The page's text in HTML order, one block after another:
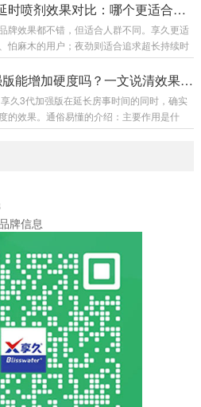
的实操用法和核心注意事项。一、标准使用
规单次喷涂 2 下，初次体质敏感者先用 1 下
对准龟头冠状沟部位均匀喷洒，避开尿道
：吸收完成后用清水...
享久vs夜劲延时喷剂效果对比：哪个更适合你？
牌效果都不错，但适合人群不同。享久更适
怕麻木的用户；夜劲则适合追求超长持续时
感的用户。一、核心效果对比对比维度享久
、达米阿那、人参、绿茶、淫羊藿等天然植
龟头敏感度，同时添加增加快感的成分，实
通过降低敏感度并增加快感成分来延长房事
享久3代加强版能增加硬度吗？一文说清效果与原理
久3代加强版在延长房事时间的同时，确实
的效果。通俗易懂的介绍：主要作用是什
外用延时喷剂，核心功能是降低敏感度、延
等天然植物成分。这些成分在传统认知中
，从而在延时的基础上，让勃起状态更坚
理解：它不只是让你“更持久”，还能让你在
。使用感受如何？作为植物提取产品...
牌信息